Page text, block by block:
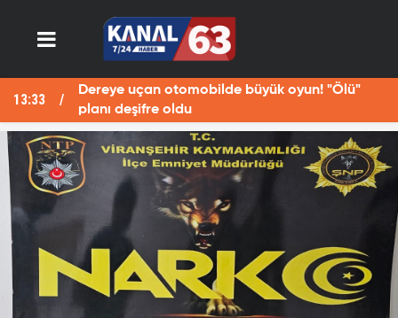
13:33
Dereye uçan otomobilde büyük oyun! "Ölü"
planı deşifre oldu